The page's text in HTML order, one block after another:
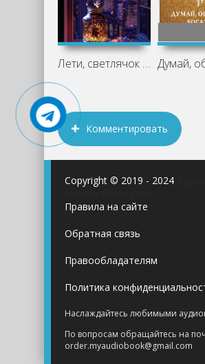
Лети, светлячок - Кристин Ханна
Комментировать
Copyright © 2019 - 2024
Правила на сайте
Обратная связь
Правообладателям
Политика
Наслаждайтесь любимыми
По вопросам обращайтесь на
order.myaudiobook@gmail.com